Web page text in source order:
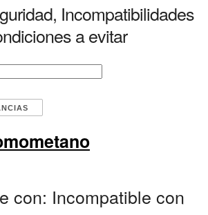
Incompatibilidades
a evitar
con: Incompatible con